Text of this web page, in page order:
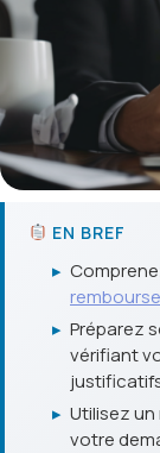
EN BREF
▸
▸ Préparez
vérifiant
▸ Utilisez
votre